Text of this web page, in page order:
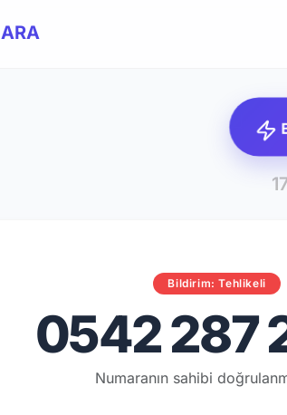
ARA
Bildirim: Tehlikeli
0542 287
Numaranın sahibi